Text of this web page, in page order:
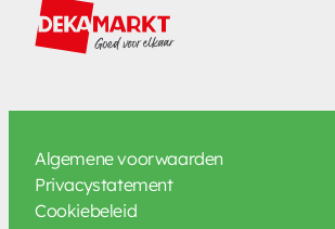
Algemene voorwaarden
Privacystatement
Cookiebeleid